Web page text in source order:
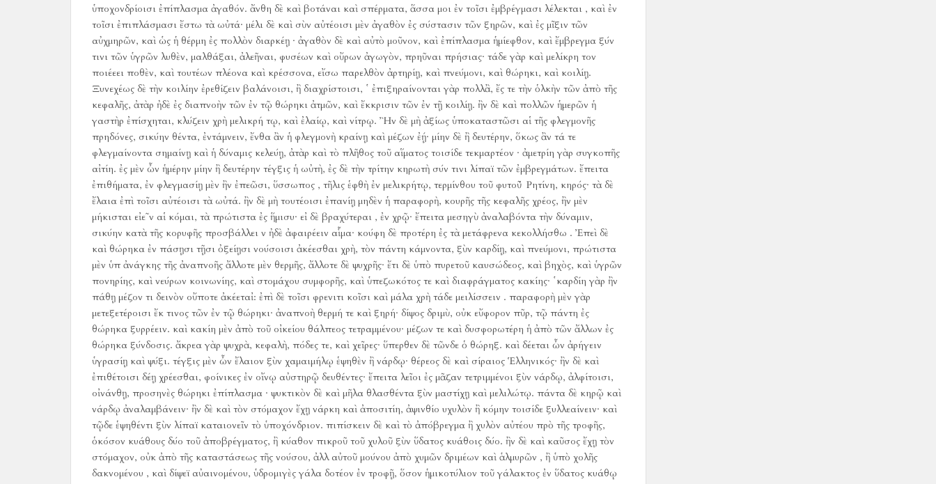
ὑποχονδρίοισι ἐπίπλασμα ἀγαθόν. ἄνθη δὲ καὶ βοτάναι καὶ σπέρματα, ἅσσα μοι ἐν τοῖσι ἐμβρέγμασι λέλεκται , καὶ ἐν
τοῖσι ἐπιπλάσμασι ἔστω τὰ ωὐτά· μέλι δὲ καὶ σὺν αὐτέοισι μὲν ἀγαθὸν ἐς σύστασιν τῶν ξηρῶν, καὶ ἐς μῖξιν τῶν
αὐχμηρῶν, καὶ ὡς ἡ θέρμη ἐς πολλὸν διαρκέῃ · ἀγαθὸν δὲ καὶ αὐτὸ μοῦνον, καὶ ἐπίπλασμα ἡμίεφθον, καὶ ἔμβρεγμα ξύν
τινι τῶν ὑγρῶν λυθὲν, μαλθάξαι, ἀλεῆναι, φυσέων καὶ οὔρων ἀγωγὸν, πρηῦναι πρήσιας· τάδε γὰρ καὶ μελίκρη τον
ποιέεει ποθὲν, καὶ τουτέων πλέονα καὶ κρέσσονα, εἴσω παρελθὸν ἀρτηρίῃ, καὶ πνεύμονι, καὶ θώρηκι, καὶ κοιλίῃ.
Ξυνεχέως δὲ τὴν κοιλίην ἐρεθίζειν βαλάνοισι, ἢ διαχρίστοισι, ῾ ἐπιξηραίνονται γὰρ πολλἂ, ἔς τε τὴν ὁλκὴν τῶν ἀπὸ τῆς
κεφαλῆς, ἀτὰρ ἠδὲ ἐς διαπνοὴν τῶν ἐν τῷ θώρηκι ἀτμῶν, καὶ ἔκκρισιν τῶν ἐν τῇ κοιλίῃ. ἢν δὲ καὶ πολλῶν ἡμερῶν ἡ
γαστὴρ ἐπίσχηται, κλύζειν χρὴ μελικρή τῳ, καὶ ἐλαίῳ, καὶ νίτρῳ. Ἢν δὲ μὴ ἀξίως ὑποκαταστῶσι αἱ τῆς φλεγμονῆς
πρηδόνες, σικύην θέντα, ἐντάμνειν, ἔνθα ἂν ἡ φλεγμονὴ κραίνῃ καὶ μέζων ἐῄ· μίην δὲ ἢ δευτέρην, ὅκως ἂν τά τε
φλεγμαίνοντα σημαίνῃ καὶ ἡ δύναμις κελεύῃ, ἀτὰρ καὶ τὸ πλῆθος τοῦ αἵματος τοισίδε τεκμαρτέον · ἀμετρίη γὰρ συγκοπῆς
αἰτίη. ἐς μὲν ὦν ἡμέρην μίην ἢ δευτέρην τέγξις ἡ ωὐτὴ, ἐς δὲ τὴν τρίτην κηρωτὴ σύν τινι λίπαϊ τῶν ἐμβρεγμάτων. ἔπειτα
ἐπιθήματα, ἐν φλεγμασίῃ μὲν ἢν ἐπεῶσι, ὕσσωπος , τῆλις ἑφθὴ ἐν μελικρήτῳ, τερμίνθου τοῦ φυτοῦ Ῥητίνη, κηρός· τὰ δὲ
ἔλαια ἐπὶ τοῖσι αὐτέοισι τὰ ωὐτά. ἢν δὲ μὴ τουτέοισι ἐπανίῃ μηδὲν ἡ παραφορὴ, κουρῆς τῆς κεφαλῆς χρέος, ἢν μὲν
μήκισται εἰε῀ν αἱ κόμαι, τὰ πρώτιστα ἐς ἥμισυ· εἰ δὲ βραχύτεραι , ἐν χρῷ· ἔπειτα μεσηγὺ ἀναλαβόντα τὴν δύναμιν,
σικύην κατὰ τῆς κορυφῆς προσβάλλει ν ἠδὲ ἀφαιρέειν αἷμα· κούφη δὲ προτέρη ἐς τὰ μετάφρενα κεκολλήσθω . Ἐπεὶ δὲ
καὶ θώρηκα ἐν πάσῃσι τῇσι ὀξείῃσι νούσοισι ἀκέεσθαι χρὴ, τὸν πάντη κάμνοντα, ξὺν καρδίῃ, καὶ πνεύμονι, πρώτιστα
μὲν ὑπ ἀνάγκης τῆς ἀναπνοῆς ἄλλοτε μὲν θερμῆς, ἄλλοτε δὲ ψυχρῆς· ἔτι δὲ ὑπὸ πυρετοῦ καυσώδεος, καὶ βηχὸς, καὶ ὑγρῶν
πονηρίης, καὶ νεύρων κοινωνίης, καὶ στομάχου συμφορῆς, καὶ ὑπεζωκότος τε καὶ διαφράγματος κακίης· ῾καρδίη γὰρ ἢν
πάθῃ μέζον τι δεινὸν οὔποτε ἀκέεταἰ: ἐπὶ δὲ τοῖσι φρενιτι κοῖσι καὶ μάλα χρὴ τάδε μειλίσσειν . παραφορὴ μὲν γὰρ
μετεξετέροισι ἔκ τινος τῶν ἐν τῷ θώρηκι· ἀναπνοὴ θερμή τε καὶ ξηρή· δίψος δριμὺ, οὐκ εὔφορον πῦρ, τῷ πάντη ἐς
θώρηκα ξυρρέειν. καὶ κακίη μὲν ἀπὸ τοῦ οἰκείου θάλπεος τετραμμένου· μέζων τε καὶ δυσφορωτέρη ἡ ἀπὸ τῶν ἄλλων ἐς
θώρηκα ξύνδοσις. ἄκρεα γὰρ ψυχρὰ, κεφαλὴ, πόδες τε, καὶ χεῖρες· ὕπερθεν δὲ τῶνδε ὁ θώρηξ. καὶ δέεται ὦν ἀρήγειν
ὑγρασίῃ καὶ ψύξι. τέγξις μὲν ὦν ἔλαιον ξὺν χαμαιμήλῳ ἑψηθὲν ἢ νάρδῳ· θέρεος δὲ καὶ σίραιος Ἑλληνικός· ἢν δὲ καὶ
ἐπιθέτοισι δέῃ χρέεσθαι, φοίνικες ἐν οἴνῳ αὐστηρῷ δευθέντες· ἔπειτα λεῖοι ἐς μᾶζαν τετριμμένοι ξὺν νάρδῳ, ἀλφίτοισι,
οἰνάνθῃ, προσηνὲς θώρηκι ἐπίπλασμα · ψυκτικὸν δὲ καὶ μῆλα θλασθέντα ξὺν μαστίχῃ καὶ μελιλώτῳ. πάντα δὲ κηρῷ καὶ
νάρδῳ ἀναλαμβάνειν· ἢν δὲ καὶ τὸν στόμαχον ἔχῃ νάρκη καὶ ἀποσιτίη, ἀψινθίο υχυλὸν ἢ κόμην τοισίδε ξυλλεαίνειν· καὶ
τῷδε ἑψηθέντι ξὺν λίπαϊ καταιονεῖν τὸ ὑποχόνδριον. πιπίσκειν δὲ καὶ τὸ ἀπόβρεγμα ἢ χυλὸν αὐτέου πρὸ τῆς τροφῆς,
ὁκόσον κυάθους δύο τοῦ ἀποβρέγματος, ἢ κύαθον πικροῦ τοῦ χυλοῦ ξὺν ὕδατος κυάθοις δύο. ἢν δὲ καὶ καῦσος ἔχῃ τὸν
στόμαχον, οὐκ ἀπὸ τῆς καταστάσεως τῆς νούσου, ἀλλ αὐτοῦ μούνου ἀπὸ χυμῶν δριμέων καὶ ἁλμυρῶν , ἢ ὑπὸ χολῆς
δακνομένου , καὶ δίψεϊ αὐαινομένου, ὑδρομιγὲς γάλα δοτέον ἐν τροφῇ, ὅσον ἡμικοτύλιον τοῦ γάλακτος ἐν ὕδατος κυάθῳ